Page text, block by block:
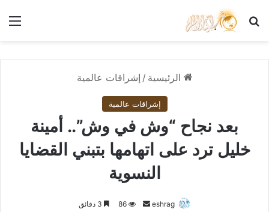
بحث عن
الرئيسية / إشراقات عالمية
إشراقات عالمية
بعد نجاح “وش في وش”.. أمينة
خليل ترد على اتهامها بتبني القضايا
النسوية
eshrag
أرسل 86